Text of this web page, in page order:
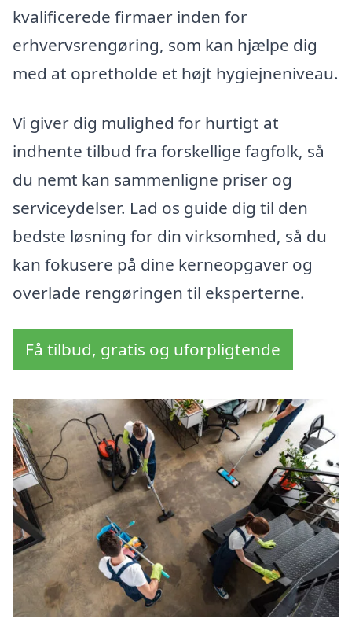
kvalificerede firmaer inden for
erhvervsrengøring, som kan hjælpe dig
med at opretholde et højt hygiejneniveau.
Vi giver dig mulighed for hurtigt at
indhente tilbud fra forskellige fagfolk, så
du nemt kan sammenligne priser og
serviceydelser. Lad os guide dig til den
bedste løsning for din virksomhed, så du
kan fokusere på dine kerneopgaver og
overlade rengøringen til eksperterne.
Få tilbud, gratis og uforpligtende